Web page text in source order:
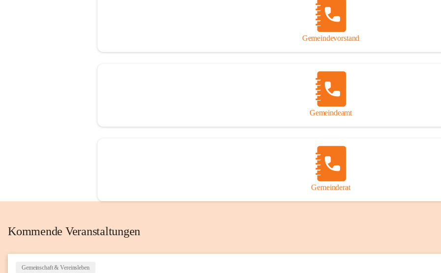
Gemeindevorstand
Gemeindeamt
Gemeinderat
Kommende Veranstaltungen
Gemeinschaft & Vereinsleben